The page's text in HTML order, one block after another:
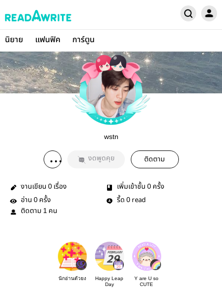
นิยาย แฟนฟิค การ์ตูน
wstn
งดพูดคุย ติดตาม
งานเขียน 0 เรื่อง เพิ่มเข้าชั้น 0 ครั้ง
อ่าน 0 ครั้ง รี้ด 0 read
ติดตาม 1 คน
นักอ่านตัวยง
Happy Leap
Day
Y are U so
CUTE